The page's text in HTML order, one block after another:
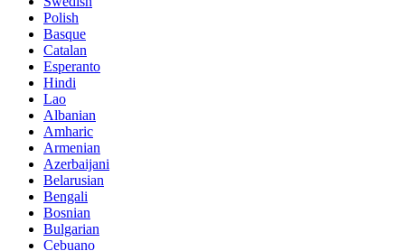
Polish
Basque
Catalan
Esperanto
Hindi
Lao
Albanian
Amharic
Armenian
Azerbaijani
Belarusian
Bengali
Bosnian
Bulgarian
Cebuano